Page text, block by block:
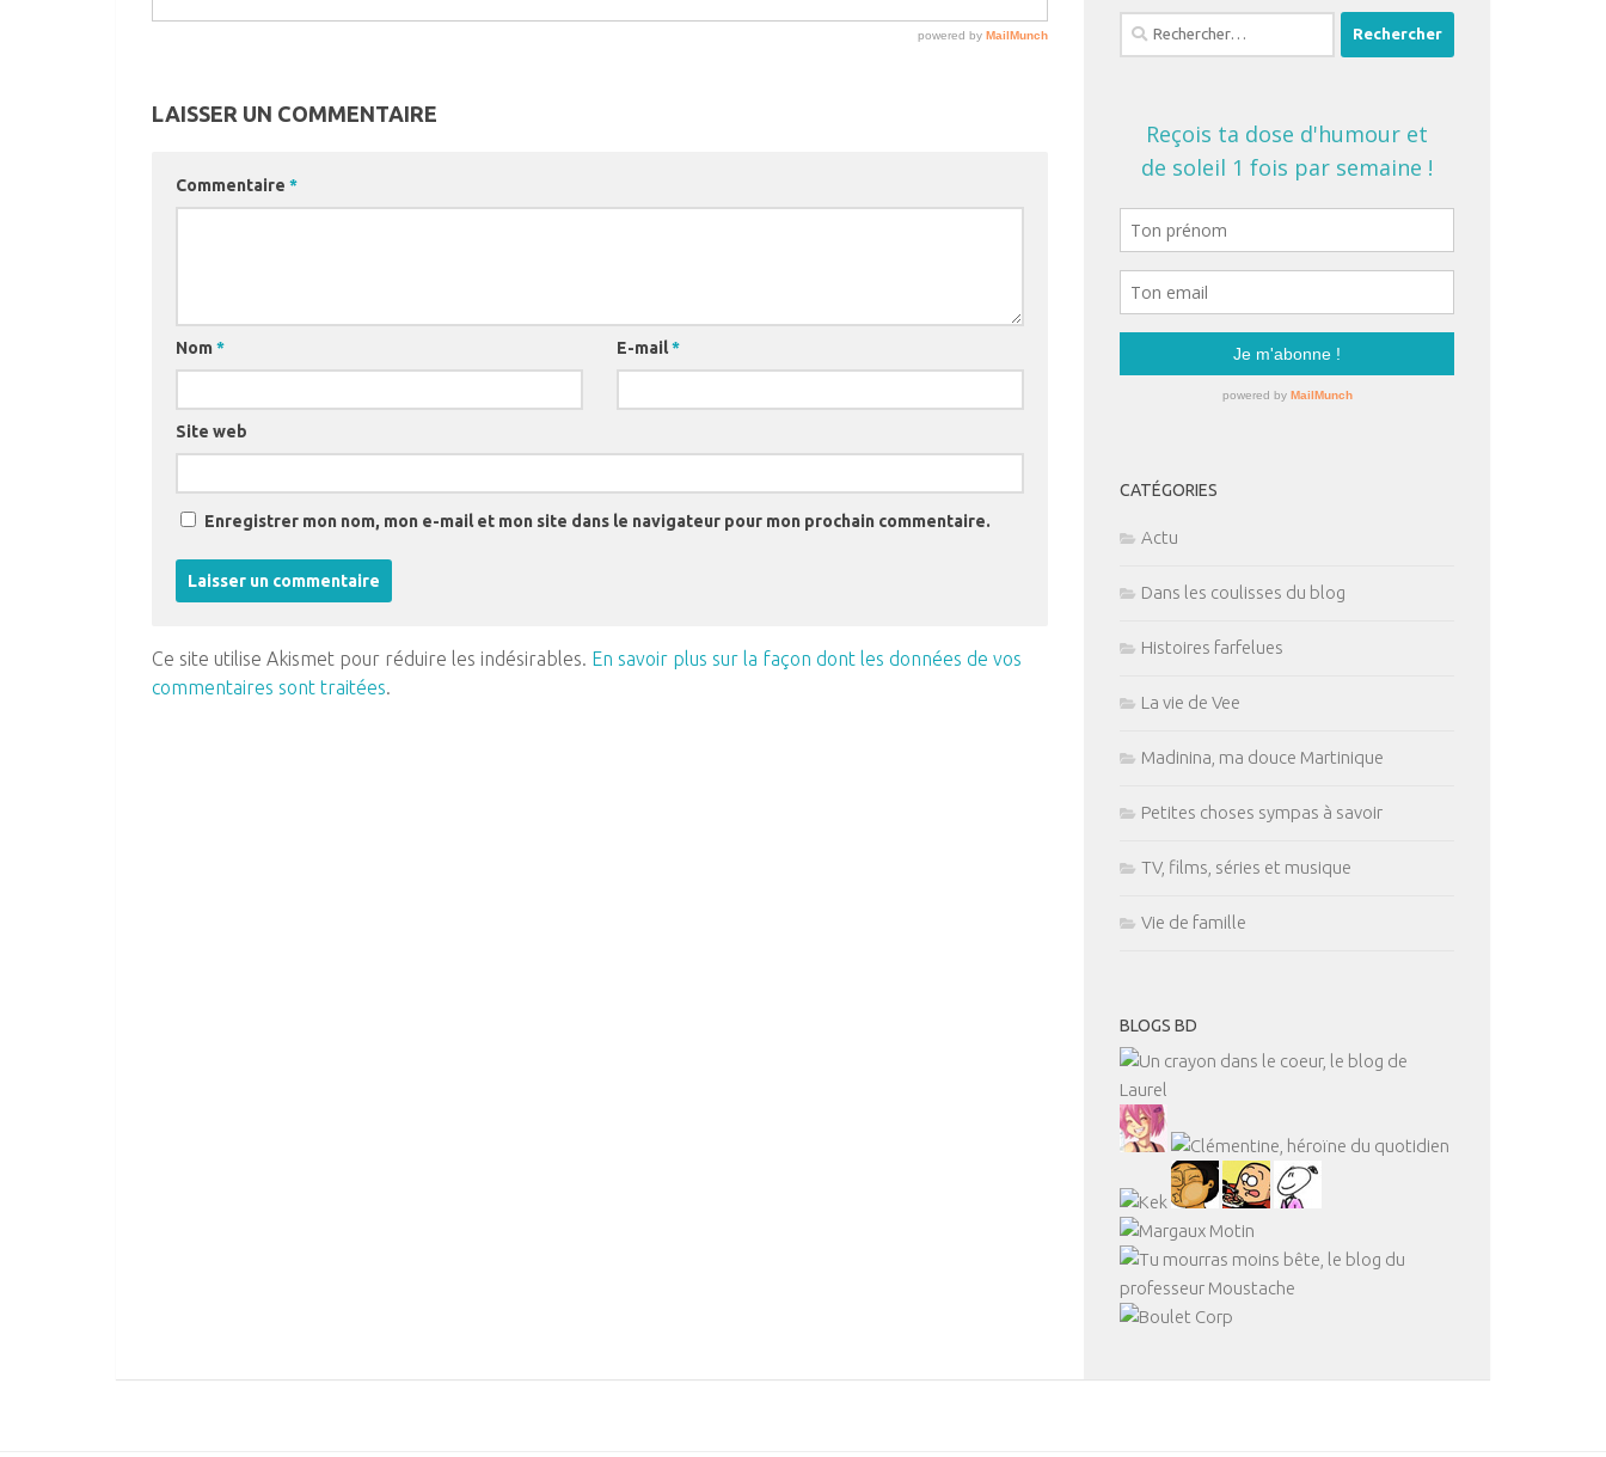
LAISSER UN COMMENTAIRE
Commentaire *
Nom * E-mail*
Site web
Enregistrer mon nom, mon e-mail et mon site dans le navigateur pour mon prochain commentaire.
Ce site utilise Akismet pour réduire les indésirables. En savoir plus sur la façon dont les données de vos
commentaires sont traitées.
Rechercher :
CATÉGORIES
Actu
Dans les coulisses du blog
Histoires farfelues
La vie de Vee
Madinina, ma douce Martinique
Petites choses sympas à savoir
TV, films, séries et musique
Vie de famille
BLOGS BD